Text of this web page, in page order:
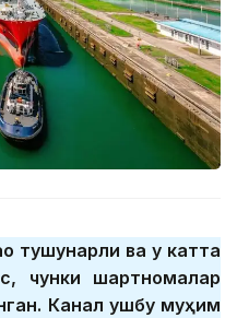
тушунарли ва у катта
чунки шартномалар
Канал ушбу муҳим